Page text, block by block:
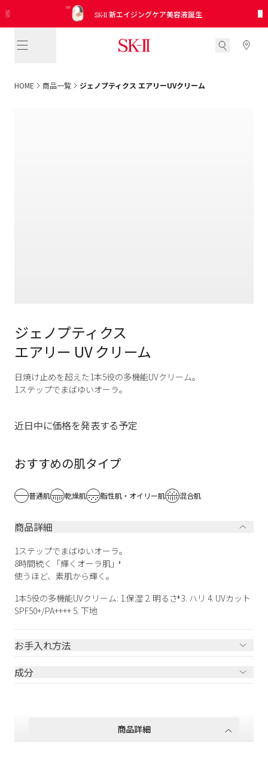
SK-II新エイジングケア美容液誕生
2026 新発売 CC プライマーミントグリーン
サンプル引き換えクーポンを入手
15分でご自身の肌年齢と美肌ゾーンを測定し、
未来に向けての適切なお手入れをアドバイス
SK-II No.1 エイジングケアクリームさらに進化
ピテラ™ ベスト コレクション
トライアル キット
SK-II日本公式インスタグラムアカウント開設！
役立つ情報を見逃さないために、今すぐフォロー
HOME 商品一覧 ジェノプティクス エアリーUVクリーム
ジェノプティクス
エアリー UV クリーム
日焼け止めを超えた1本5役の多機能UVクリーム。
1ステップでまばゆいオーラ。
近日中に価格を発表する予定
おすすめの肌タイプ
普通肌 乾燥肌 脂性肌・オイリー肌 混合肌
商品詳細
1ステップでまばゆいオーラ。
8時間続く「輝くオーラ肌」
II
使うほど、素肌から輝く。
1本5役の多機能UVクリーム: 1.保湿 2. 明るさIII 3. ハリ 4. UVカット
SPF50+/PA++++ 5. 下地
お手入れ方法
成分
商品詳細